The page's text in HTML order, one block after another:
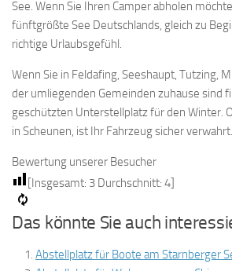
See. Wenn Sie Ihren Camper abholen
fünftgrößte See Deutschlands, gleich zu
richtige Urlaubsgefühl.
Wenn Sie in Feldafing, Seeshaupt, Tutzing,
der umliegenden Gemeinden zuhause sind
geschützten Unterstellplatz für den Winter.
in Scheunen, ist Ihr Fahrzeug sicher verwahrt.
Bewertung unserer Besucher
[Insgesamt: 3 Durchschnitt: 4]
Das könnte Sie auch
Abstellplatz für Boote am Starnberger